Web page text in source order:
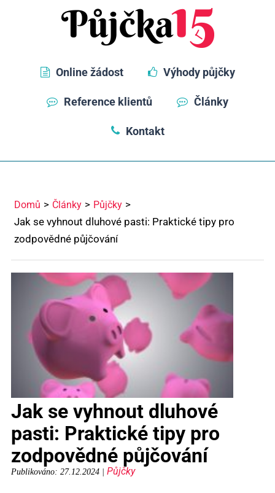
Online žádost Výhody půjčky
Reference klientů Články
Kontakt
Domů Články Půjčky
Jak se vyhnout dluhové pasti: Praktické tipy pro
zodpovědné půjčování
Jak se vyhnout dluhové
pasti: Praktické tipy pro
zodpovědné půjčování
Publikováno: 27.12.2024 | Půjčky